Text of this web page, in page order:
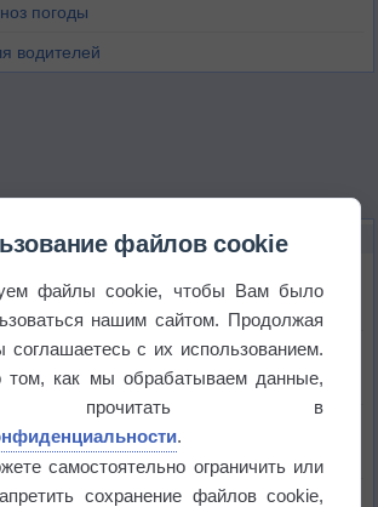
погоды
водителей
построит маршрут через тень
начала замерзать
обнаружены морские волны тепла
файлов cookie
файлы cookie, чтобы Вам было
нашим сайтом. Продолжая
соглашаетесь с их использованием.
том, как мы обрабатываем данные,
прочитать в
.
самостоятельно ограничить или
сохранение файлов cookie,